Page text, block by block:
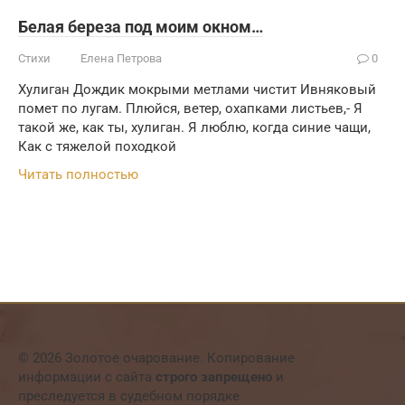
Белая береза под моим окном…
Стихи Елена Петрова 0
Хулиган Дождик мокрыми метлами чистит Ивняковый
помет по лугам. Плюйся, ветер, охапками листьев,- Я
такой же, как ты, хулиган. Я люблю, когда синие чащи,
Как с тяжелой походкой
Читать полностью
© 2026 Золотое очарование. Копирование
информации с сайта строго запрещено и
преследуется в судебном порядке